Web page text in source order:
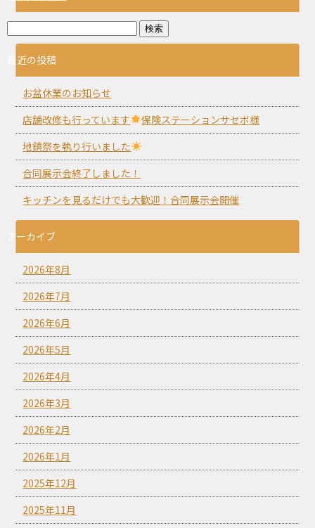
最近の投稿
お盆休業のお知らせ
店舗改修も行っています
保険ステーションサセボ様
地鎮祭を執り行いました
合同展示会終了しました！
キッチンを見るだけでも大歓迎！合同展示会開催
アーカイブ
2026年8月
2026年7月
2026年6月
2026年5月
2026年4月
2026年3月
2026年2月
2026年1月
2025年12月
2025年11月